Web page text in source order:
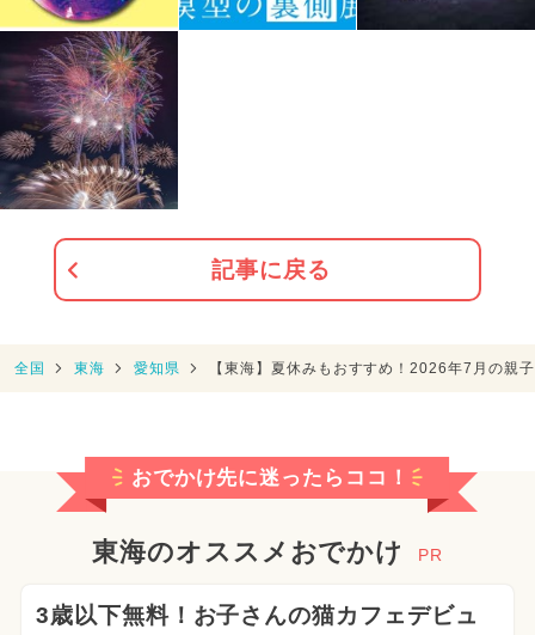
記事に戻る
全国 東海 愛知県 【東海】夏休みもおすすめ！2026年7月の親
おでかけ先に迷ったらココ！
東海のオススメおでかけ PR
3歳以下無料！お子さんの猫カフェデビュ